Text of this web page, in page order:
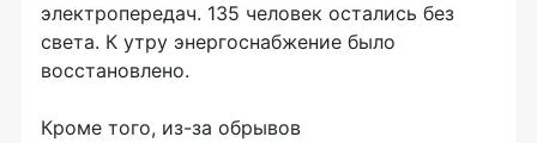
электропередач. 135 человек остались без
света. К утру энергоснабжение было
восстановлено.
Кроме того, из-за обрывов